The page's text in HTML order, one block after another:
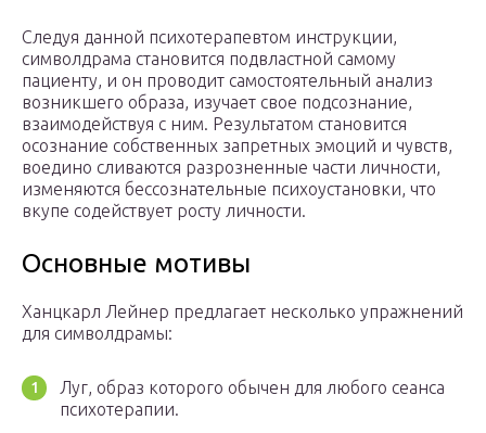
Следуя данной психотерапевтом инструкции,
символдрама становится подвластной самому
пациенту, и он проводит самостоятельный анализ
возникшего образа, изучает свое подсознание,
взаимодействуя с ним. Результатом становится
осознание собственных запретных эмоций и чувств,
воедино сливаются разрозненные части личности,
изменяются бессознательные психоустановки, что
вкупе содействует росту личности.
Основные мотивы
Ханцкарл Лейнер предлагает несколько упражнений
для символдрамы:
Луг, образ которого обычен для любого сеанса
психотерапии.